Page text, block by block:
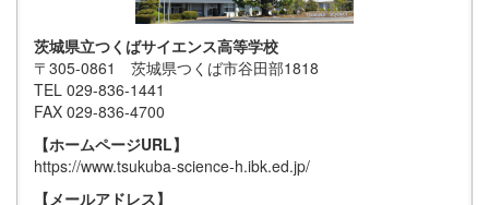
茨城県立つくばサイエンス高等学校
〒305-0861 茨城県つくば市谷田部1818
TEL 029-836-1441
FAX 029-836-4700
【ホームページURL】
https://www.tsukuba-science-h.ibk.ed.jp/
【メールアドレス】